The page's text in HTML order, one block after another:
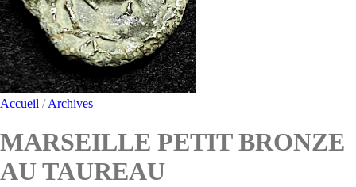
Accueil / Archives
MARSEILLE PETIT BRONZE
AU TAUREAU